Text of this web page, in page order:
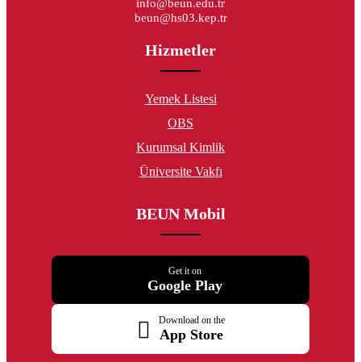
info@beun.edu.tr
beun@hs03.kep.tr
Hizmetler
Yemek Listesi
OBS
Kurumsal Kimlik
Üniversite Vakfı
BEUN Mobil
Get it on
Google Play
Download on the
App Store